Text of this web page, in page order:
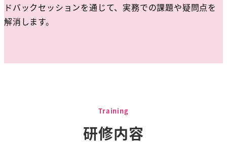
ドバックセッションを通じて、実務での課題や疑問点を
解消します。
Training
研修内容